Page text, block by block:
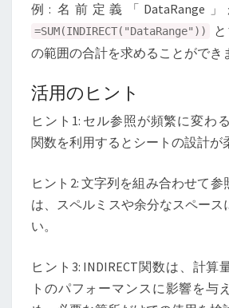
例: 名前定義「DataRange
=SUM(INDIRECT("DataRange"))
の範囲の合計を求めることができ
活用のヒント
ヒント1: セル参照が頻繁に変わ
関数を利用するとシートの設計が
ヒント2: 文字列を組み合わせて
は、スペルミスや余分なスペース
い。
ヒント3: INDIRECT関数は、計算
トのパフォーマンスに影響を与